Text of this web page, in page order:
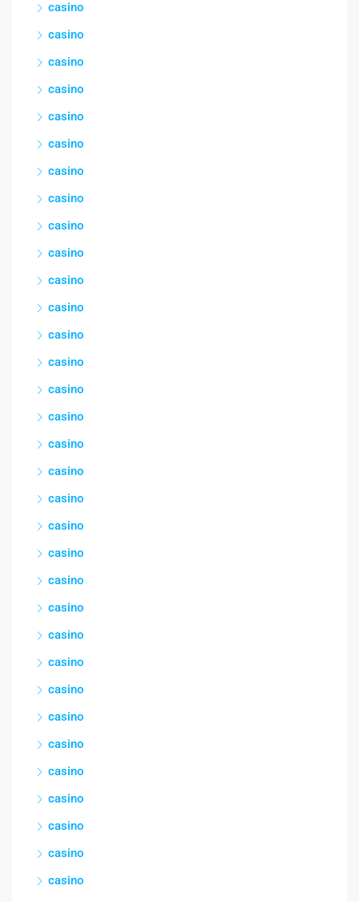
casino
casino
casino
casino
casino
casino
casino
casino
casino
casino
casino
casino
casino
casino
casino
casino
casino
casino
casino
casino
casino
casino
casino
casino
casino
casino
casino
casino
casino
casino
casino
casino
casino